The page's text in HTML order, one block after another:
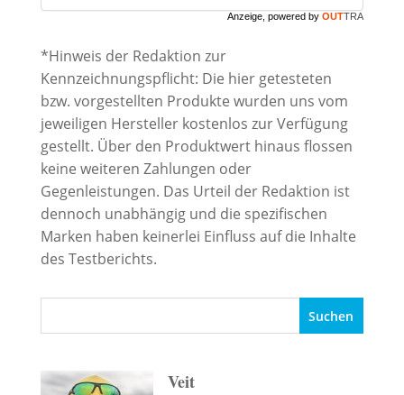
Anzeige, powered byOUTTRA
*Hinweis der Redaktion zur
Kennzeichnungspflicht: Die hier getesteten
bzw. vorgestellten Produkte wurden uns vom
jeweiligen Hersteller kostenlos zur Verfügung
gestellt. Über den Produktwert hinaus flossen
keine weiteren Zahlungen oder
Gegenleistungen. Das Urteil der Redaktion ist
dennoch unabhängig und die spezifischen
Marken haben keinerlei Einfluss auf die Inhalte
des Testberichts.
Veit